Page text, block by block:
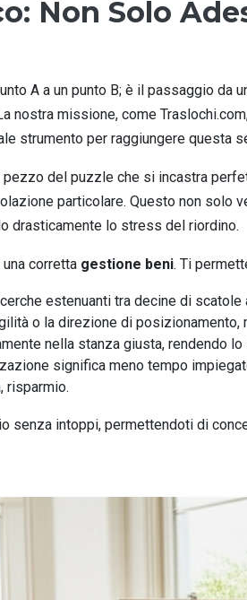
Non Solo
A a un punto B; è il passaggio da
nostra missione, come
strumento per raggiungere questa
del puzzle che si incastra
particolare. Questo non solo
drasticamente lo stress del riordino.
corretta gestione beni. Ti
estenuanti tra decine di scatole
o la direzione di
nella stanza giusta, rendendo
significa meno tempo
risparmio.
senza intoppi, permettendoti di